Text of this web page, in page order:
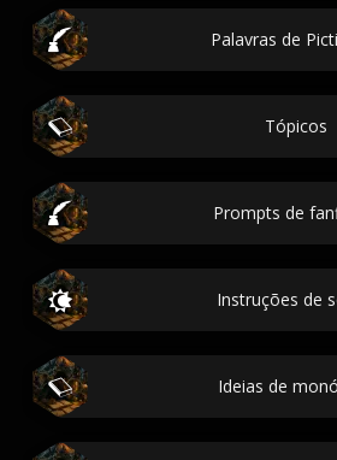
Palavras de
Tópicos
Prompts de
Instruções de
Ideias de